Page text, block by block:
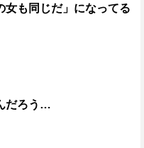
女も同じだ」になってる
だろう…